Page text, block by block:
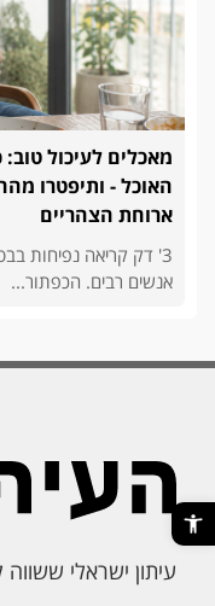
פתח סרגל נגישות
מאכלים לעיכול
האוכל - ותיפטרו
ארוחת הצהריים
3' דק קריאה נפיחות
אנשים רבים. הכפתור...
עיתון ישראלי ששווה